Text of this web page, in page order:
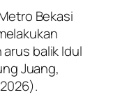
Bekasi
balik Idul
Juang,